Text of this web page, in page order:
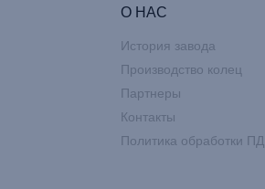
О НАС
История завода
Производство колец
Партнеры
Контакты
Политика обработки ПД